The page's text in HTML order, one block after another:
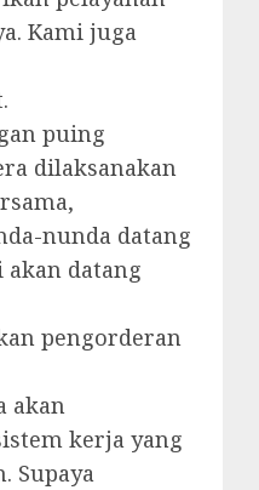
Kami juga
puing
dilaksanakan
nunda datang
akan datang
pengorderan
akan
kerja yang
Supaya